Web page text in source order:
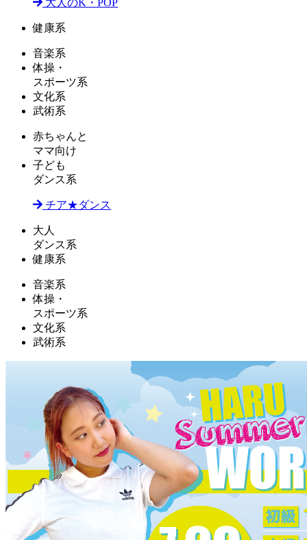
健康系
音楽系
体操・
スポーツ系
文化系
武術系
赤ちゃんと
ママ向け
子ども
ダンス系
チア★ダンス
大人
ダンス系
健康系
音楽系
体操・
スポーツ系
文化系
武術系